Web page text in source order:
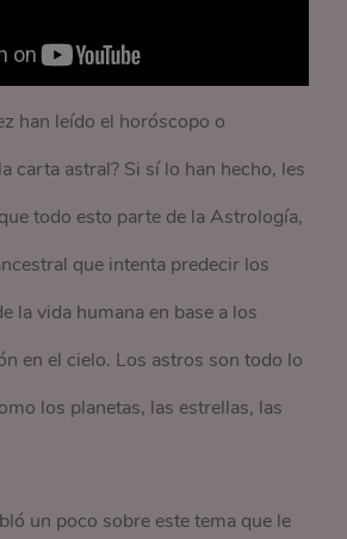
han leído el horóscopo o
carta astral? Si sí lo han hecho, les
todo esto parte de la Astrología,
que intenta predecir los
la vida humana en base a los
en el cielo. Los astros son todo lo
los planetas, las estrellas, las
un poco sobre este tema que le